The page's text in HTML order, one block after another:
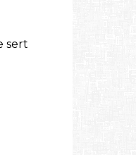
sert